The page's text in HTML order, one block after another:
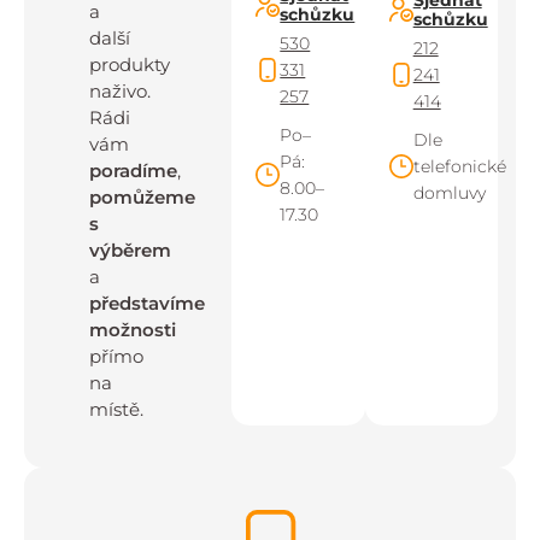
a
další
produkty
naživo.
Rádi
vám
poradíme,
pomůžeme
s
výběrem
a
představíme
možnosti
přímo
na
místě.
schůzku
530
331
257
Po–
Pá:
8.00–
17.30
schůzku
212
241
414
Dle
telefonické
domluvy